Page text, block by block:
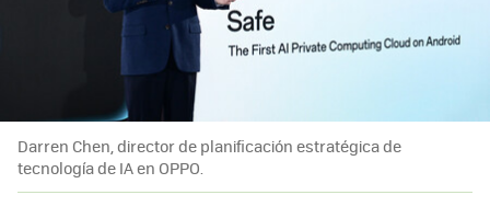
Darren Chen, director de planificación estratégica de
tecnología de IA en OPPO.